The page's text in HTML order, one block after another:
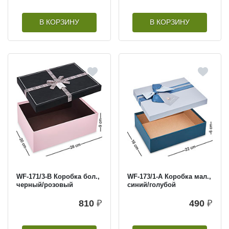
В КОРЗИНУ В КОРЗИНУ
WF-171/3-B Коробка бол.,
черный/розовый
810 ₽
WF-173/1-A Коробка мал.,
синий/голубой
490 ₽